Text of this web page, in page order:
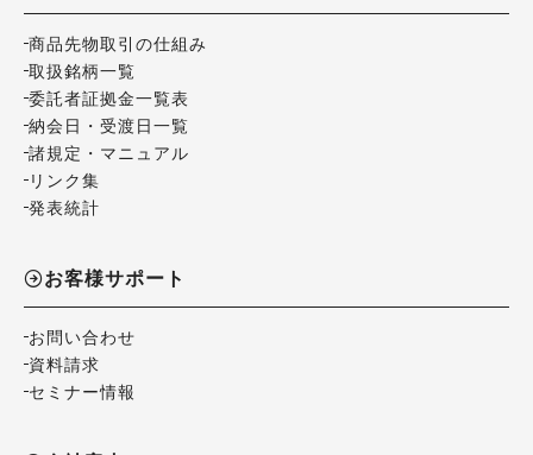
商品先物取引の仕組み
取扱銘柄一覧
委託者証拠金一覧表
納会日・受渡日一覧
諸規定・マニュアル
リンク集
発表統計
お客様サポート
お問い合わせ
資料請求
セミナー情報